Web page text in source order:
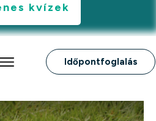
kvízek
Időpontfoglalás